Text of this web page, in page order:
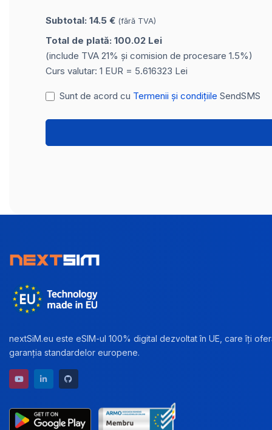
Subtotal: 14.5 € (fără TVA)
Total de plată: 100.02 Lei
(include TVA 21% și comision de procesare 1.5%)
Curs valutar: 1 EUR = 5.616323 Lei
Sunt de acord cu Termenii și condițiile SendSMS
nextSiM.eu este eSIM-ul 100% digital dezvoltat în UE, care îți
garanția standardelor europene.
YouTube channel
LinkedIn profile